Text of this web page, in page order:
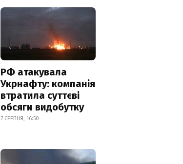
РФ атакувала
Укрнафту: компанія
втратила суттєві
обсяги видобутку
7 СЕРПНЯ, 16:50